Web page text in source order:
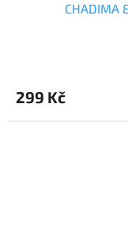
CHADIMA
299 Kč